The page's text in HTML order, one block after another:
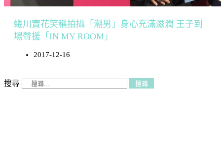
蜷川實花笑稱拍攝「潮男」身心充滿滋潤 王子到
場聲援「IN MY ROOM」
2017-12-16
搜尋 搜尋